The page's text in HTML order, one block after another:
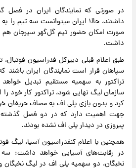
در صورتی که نمایندگان ایران در فصل
داشتند، حالا ایران میتوانست سه تیم را
صورت امکان حضور تیم گل‌گهر سیرجان
داشت.
طبق اعلام قبلی دبیرکل فدراسیون فوتبال،
سپاهان قرار است نمایندگان ایران باشند
تراکتور به سهمیه مستقیم تبدیل
سازمان لیگ نهایی شود، تراکتور کار خود را
کرد و بدون بازی پلی اف به مصاف حریفان
جهت اهمیت دارد که در دو فصل گذشته
پیروزی در دیدار پلی اف نشده بودند.
همچنین با اعلام کنفدراسیون آسیا، لیگ
در رقابت‌های آسیایی خواهد داشت:
نخبگان، دو سهمیه پلی اف در لیگ